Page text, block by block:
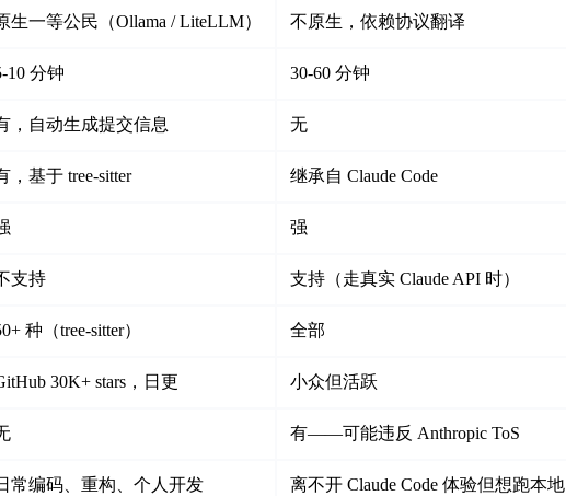
生一等公民（Ollama / LiteLLM） 不原生，依赖协议翻译
10 分钟 30-60 分钟
，自动生成提交信息 无
，基于 tree-sitter 继承自 Claude Code
强
支持 支持（走真实 Claude API 时）
种（tree-sitter） 全部
30K+ stars，日更 小众但活跃
有——可能违反 Anthropic ToS
常编码、重构、个人开发 离不开 Claude Code 体验但想跑本地